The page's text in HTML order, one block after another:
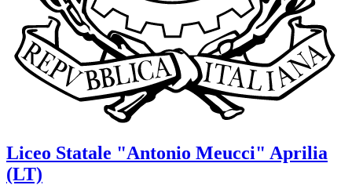
Liceo Statale "Antonio Meucci" Aprilia
(LT)